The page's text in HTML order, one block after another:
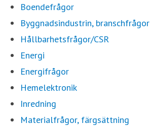
Boendefrågor
Byggnadsindustrin, branschfrågor
Hållbarhetsfrågor/CSR
Energi
Energifrågor
Hemelektronik
Inredning
Materialfrågor, färgsättning